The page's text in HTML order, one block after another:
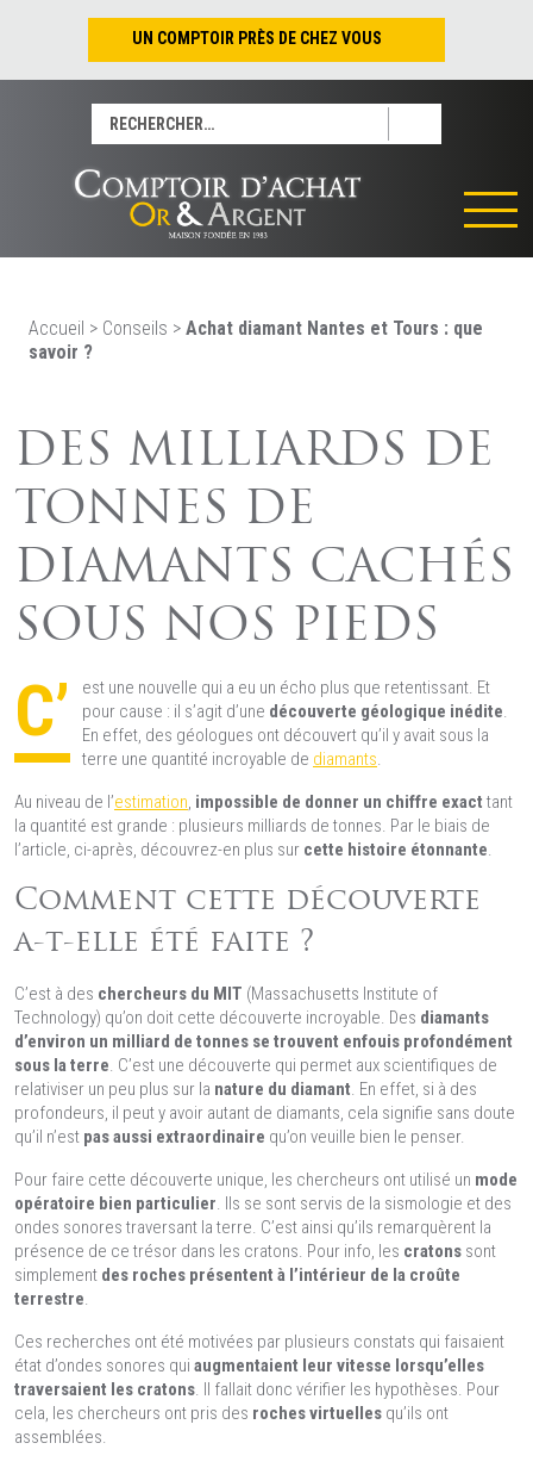
UN COMPTOIR PRÈS DE CHEZ VOUS
Nantes – Jean-Jacques Rousseau
Nantes – Saint-Pierre
Tours
La Rochelle
La Roche/Yon
Rechercher :
Accueil > Conseils > Achat diamant Nantes et Tours : que
savoir ?
DES MILLIARDS DE
TONNES DE
DIAMANTS CACHÉS
SOUS NOS PIEDS
C’
est une nouvelle qui a eu un écho plus que retentissant. Et
pour cause : il s’agit d’une découverte géologique inédite.
En effet, des géologues ont découvert qu’il y avait sous la
terre une quantité incroyable de diamants.
Au niveau de l’estimation, impossible de donner un chiffre exact tant
la quantité est grande : plusieurs milliards de tonnes. Par le biais de
l’article, ci-après, découvrez-en plus sur cette histoire étonnante.
Comment cette découverte
a-t-elle été faite ?
C’est à des chercheurs du MIT (Massachusetts Institute of
Technology) qu’on doit cette découverte incroyable. Des diamants
d’environ un milliard de tonnes se trouvent enfouis profondément
sous la terre. C’est une découverte qui permet aux scientifiques de
relativiser un peu plus sur la nature du diamant. En effet, si à des
profondeurs, il peut y avoir autant de diamants, cela signifie sans doute
qu’il n’est pas aussi extraordinaire qu’on veuille bien le penser.
Pour faire cette découverte unique, les chercheurs ont utilisé un mode
opératoire bien particulier. Ils se sont servis de la sismologie et des
ondes sonores traversant la terre. C’est ainsi qu’ils remarquèrent la
présence de ce trésor dans les cratons. Pour info, les cratons sont
simplement des roches présentent à l’intérieur de la croûte
terrestre.
Ces recherches ont été motivées par plusieurs constats qui faisaient
état d’ondes sonores qui augmentaient leur vitesse lorsqu’elles
traversaient les cratons. Il fallait donc vérifier les hypothèses. Pour
cela, les chercheurs ont pris des roches virtuelles qu’ils ont
assemblées.